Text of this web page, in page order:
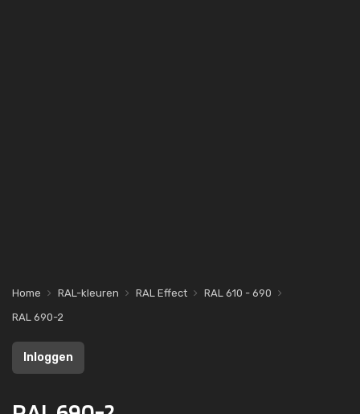
Home RAL-kleuren RAL Effect
RAL 610 - 690
RAL 690-2
Inloggen